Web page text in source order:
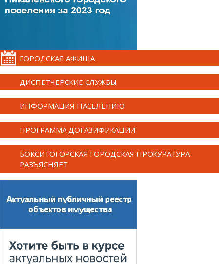
ГОРОДСКАЯ АФИША
ДИСПЕТЧЕРСКИЕ СЛУЖБЫ
ИНФОРМАЦИЯ НАСЕЛЕНИЮ
ПРОГРАММА ДОГАЗИФИКАЦИИ
БОКСИТОГОРСКАЯ ГОРОДСКАЯ ПРОКУРАТУРА
РАЗЪЯСНЯЕТ